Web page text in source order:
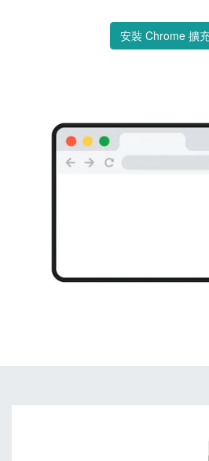
安裝 Chrome 擴